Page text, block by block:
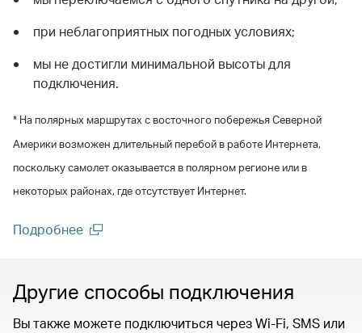
при неблагоприятных погодных условиях;
мы не достигли минимальной высоты для
подключения.
* На полярных маршрутах с восточного побережья Северной
Америки возможен длительный перебой в работе Интернета,
поскольку самолет оказывается в полярном регионе или в
некоторых районах, где отсутствует Интернет.
Подробнее
Другие способы подключения
Вы также можете подключиться через Wi-Fi, SMS или